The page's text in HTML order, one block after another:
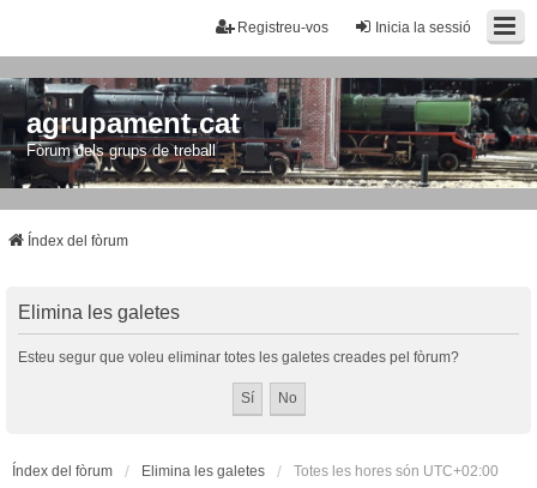
Inicia la sessió
Registreu-vos
agrupament.cat
Fòrum dels grups de treball
Índex del fòrum
Elimina les galetes
Esteu segur que voleu eliminar totes les galetes creades pel fòrum?
Índex del fòrum Elimina les galetes Totes les hores són UTC+02:00